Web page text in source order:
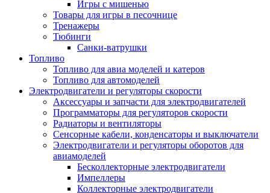
Игры с мишенью
Товары для игры в песочнице
Тренажеры
Тюбинги
Санки-ватрушки
Топливо
Топливо для авиа моделей и катеров
Топливо для автомоделей
Электродвигатели и регуляторы скорости
Аксессуары и запчасти для электродвигателей
Программаторы для регуляторов скорости
Радиаторы и вентиляторы
Сенсорные кабели, конденсаторы и выключатели
Электродвигатели и регуляторы оборотов для
авиамоделей
Бесколлекторные электродвигатели
Импеллеры
Коллекторные электродвигатели